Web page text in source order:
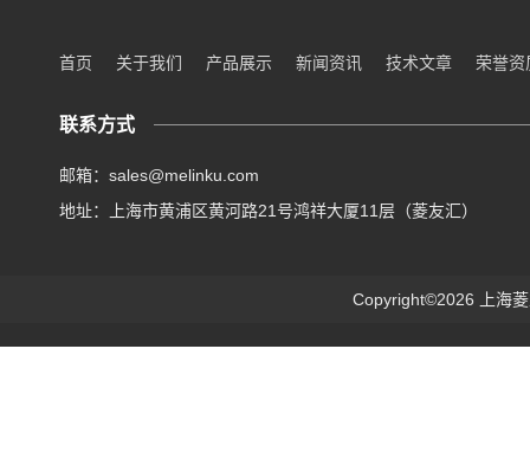
首页 关于我们 产品展示 新闻资讯 技术文章 荣誉资
联系方式
邮箱：sales@melinku.com
地址：上海市黄浦区黄河路21号鸿祥大厦11层（菱友汇）
Copyright©2026 上海